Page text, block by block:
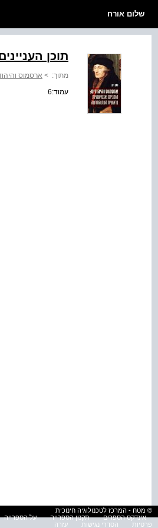
שלום אורח
תוכן
מתוך: > ארסמוס
עמוד:6
© מטח - המרכז לטכנולוגיה חינוכית
אינדקס הספרים
תקנון הספרייה על הספרייה
פרטיות
הסדרי נגישות עזרה